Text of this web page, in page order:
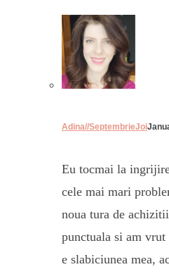
Adina//SeptembrieJoi
Eu tocmai la
cele mai mari
noua tura de
punctuala si am vrut
e slabiciunea mea,